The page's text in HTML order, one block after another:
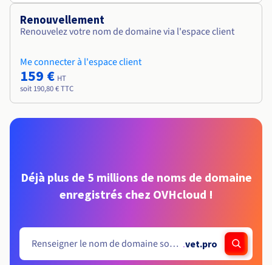
Renouvellement
Renouvelez votre nom de domaine via l'espace client
Me connecter à l'espace client
159 € HT
soit 190,80 € TTC
Déjà plus de 5 millions de noms de domaine
enregistrés chez OVHcloud !
.vet.pro